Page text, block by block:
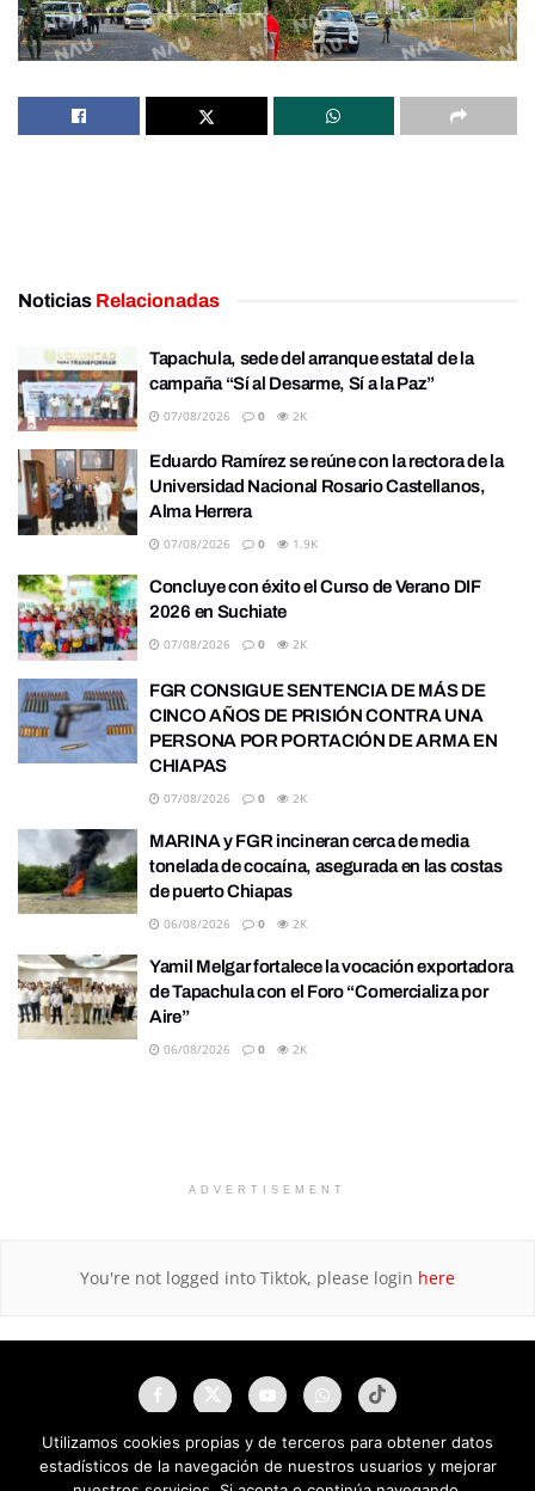
Noticias Relacionadas
Tapachula, sede del arranque estatal de la
campaña “Sí al Desarme, Sí a la Paz”
07/08/2026 0 2K
Eduardo Ramírez se reúne con la rectora de la
Universidad Nacional Rosario Castellanos,
Alma Herrera
07/08/2026 0 1.9K
Concluye con éxito el Curso de Verano DIF
2026 en Suchiate
07/08/2026 0 2K
FGR CONSIGUE SENTENCIA DE MÁS DE
CINCO AÑOS DE PRISIÓN CONTRA UNA
PERSONA POR PORTACIÓN DE ARMA EN
CHIAPAS
07/08/2026 0 2K
MARINA y FGR incineran cerca de media
tonelada de cocaína, asegurada en las costas
de puerto Chiapas
06/08/2026 0 2K
Yamil Melgar fortalece la vocación exportadora
de Tapachula con el Foro “Comercializa por
Aire”
06/08/2026 0 2K
ADVERTISEMENT
You're not logged into Tiktok, please login here
Utilizamos cookies propias y de terceros para obtener datos
estadísticos de la navegación de nuestros usuarios y mejorar